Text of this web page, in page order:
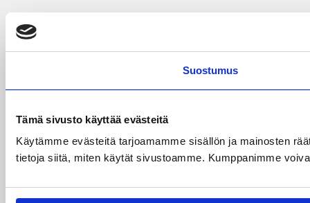
Suostumus
Tämä sivusto käyttää evästeitä
Käytämme evästeitä tarjoamamme sisällön ja mainosten
tietoja siitä, miten käytät sivustoamme. Kumppanimme